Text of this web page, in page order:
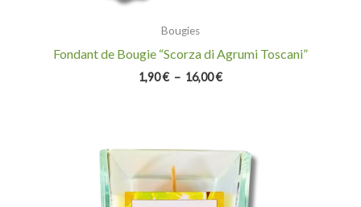
Bougies
Fondant de Bougie “Scorza di Agrumi Toscani”
1,90€ – 16,00€